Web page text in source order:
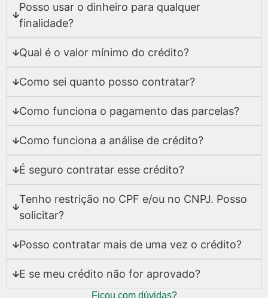
Posso usar o dinheiro para qualquer
finalidade?
Qual é o valor mínimo do crédito?
Como sei quanto posso contratar?
Como funciona o pagamento das parcelas?
Como funciona a análise de crédito?
É seguro contratar esse crédito?
Tenho restrição no CPF e/ou no CNPJ. Posso
solicitar?
Posso contratar mais de uma vez o crédito?
E se meu crédito não for aprovado?
Ficou com dúvidas?